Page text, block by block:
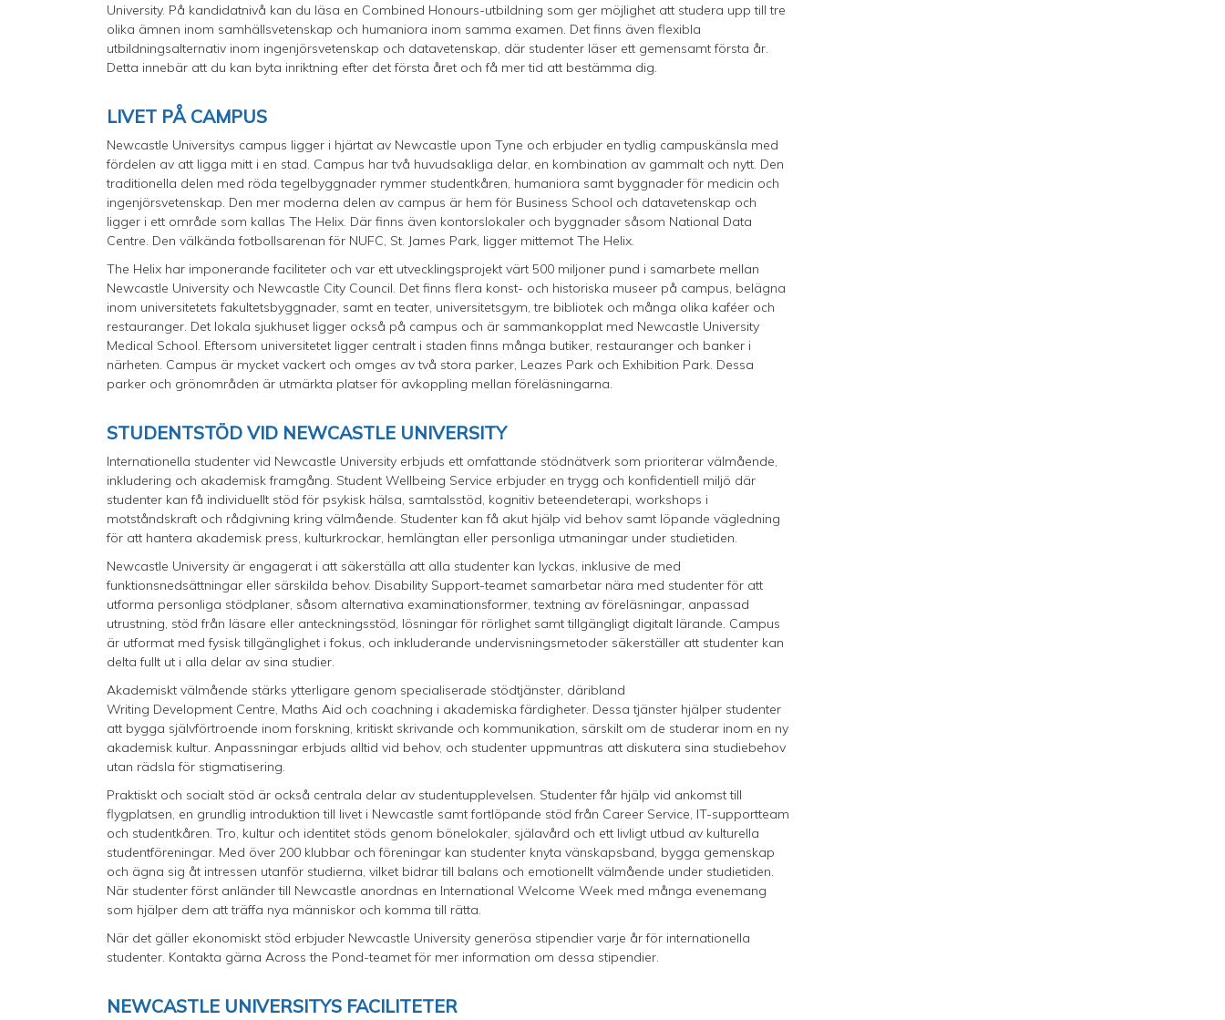
University. På kandidatnivå kan du läsa en Combined Honours-utbildning som ger möjlighet att studera upp till tre
olika ämnen inom samhällsvetenskap och humaniora inom samma examen. Det finns även flexibla
utbildningsalternativ inom ingenjörsvetenskap och datavetenskap, där studenter läser ett gemensamt första år.
Detta innebär att du kan byta inriktning efter det första året och få mer tid att bestämma dig.
LIVET PÅ CAMPUS
Newcastle Universitys campus ligger i hjärtat av Newcastle upon Tyne och erbjuder en tydlig campuskänsla med
fördelen av att ligga mitt i en stad. Campus har två huvudsakliga delar, en kombination av gammalt och nytt. Den
traditionella delen med röda tegelbyggnader rymmer studentkåren, humaniora samt byggnader för medicin och
ingenjörsvetenskap. Den mer moderna delen av campus är hem för Business School och datavetenskap och
ligger i ett område som kallas The Helix. Där finns även kontorslokaler och byggnader såsom National Data
Centre. Den välkända fotbollsarenan för NUFC, St. James Park, ligger mittemot The Helix.
The Helix har imponerande faciliteter och var ett utvecklingsprojekt värt 500 miljoner pund i samarbete mellan
Newcastle University och Newcastle City Council. Det finns flera konst- och historiska museer på campus, belägna
inom universitetets fakultetsbyggnader, samt en teater, universitetsgym, tre bibliotek och många olika kaféer och
restauranger. Det lokala sjukhuset ligger också på campus och är sammankopplat med Newcastle University
Medical School. Eftersom universitetet ligger centralt i staden finns många butiker, restauranger och banker i
närheten. Campus är mycket vackert och omges av två stora parker, Leazes Park och Exhibition Park. Dessa
parker och grönområden är utmärkta platser för avkoppling mellan föreläsningarna.
STUDENTSTÖD VID NEWCASTLE UNIVERSITY
Internationella studenter vid Newcastle University erbjuds ett omfattande stödnätverk som prioriterar välmående,
inkludering och akademisk framgång. Student Wellbeing Service erbjuder en trygg och konfidentiell miljö där
studenter kan få individuellt stöd för psykisk hälsa, samtalsstöd, kognitiv beteendeterapi, workshops i
motståndskraft och rådgivning kring välmående. Studenter kan få akut hjälp vid behov samt löpande vägledning
för att hantera akademisk press, kulturkrockar, hemlängtan eller personliga utmaningar under studietiden.
Newcastle University är engagerat i att säkerställa att alla studenter kan lyckas, inklusive de med
funktionsnedsättningar eller särskilda behov. Disability Support-teamet samarbetar nära med studenter för att
utforma personliga stödplaner, såsom alternativa examinationsformer, textning av föreläsningar, anpassad
utrustning, stöd från läsare eller anteckningsstöd, lösningar för rörlighet samt tillgängligt digitalt lärande. Campus
är utformat med fysisk tillgänglighet i fokus, och inkluderande undervisningsmetoder säkerställer att studenter kan
delta fullt ut i alla delar av sina studier.
Akademiskt välmående stärks ytterligare genom specialiserade stödtjänster, däribland
Writing Development Centre, Maths Aid och coachning i akademiska färdigheter. Dessa tjänster hjälper studenter
att bygga självförtroende inom forskning, kritiskt skrivande och kommunikation, särskilt om de studerar inom en ny
akademisk kultur. Anpassningar erbjuds alltid vid behov, och studenter uppmuntras att diskutera sina studiebehov
utan rädsla för stigmatisering.
Praktiskt och socialt stöd är också centrala delar av studentupplevelsen. Studenter får hjälp vid ankomst till
flygplatsen, en grundlig introduktion till livet i Newcastle samt fortlöpande stöd från Career Service, IT-supportteam
och studentkåren. Tro, kultur och identitet stöds genom bönelokaler, själavård och ett livligt utbud av kulturella
studentföreningar. Med över 200 klubbar och föreningar kan studenter knyta vänskapsband, bygga gemenskap
och ägna sig åt intressen utanför studierna, vilket bidrar till balans och emotionellt välmående under studietiden.
När studenter först anländer till Newcastle anordnas en International Welcome Week med många evenemang
som hjälper dem att träffa nya människor och komma till rätta.
När det gäller ekonomiskt stöd erbjuder Newcastle University generösa stipendier varje år för internationella
studenter. Kontakta gärna Across the Pond-teamet för mer information om dessa stipendier.
NEWCASTLE UNIVERSITYS FACILITETER